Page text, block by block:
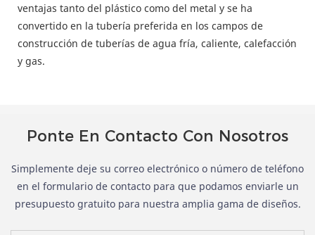
ventajas tanto del plástico como del metal y se ha
convertido en la tubería preferida en los campos de
construcción de tuberías de agua fría, caliente, calefacción
y gas.
Ponte En Contacto Con Nosotros
Simplemente deje su correo electrónico o número de teléfono
en el formulario de contacto para que podamos enviarle un
presupuesto gratuito para nuestra amplia gama de diseños.